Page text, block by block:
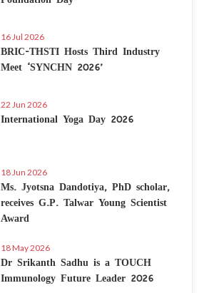
16 Jul 2026
BRIC-THSTI Hosts Third Industry
Meet ‘SYNCHN 2026’
22 Jun 2026
International Yoga Day 2026
18 Jun 2026
Ms. Jyotsna Dandotiya, PhD scholar,
receives G.P. Talwar Young Scientist
Award
18 May 2026
Dr Srikanth Sadhu is a TOUCH
Immunology Future Leader 2026